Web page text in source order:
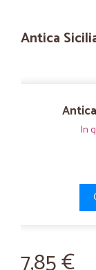
Antica
In